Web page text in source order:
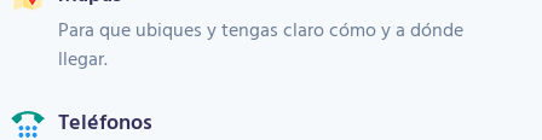
Para que ubiques y tengas claro cómo y a dónde
llegar.
Teléfonos